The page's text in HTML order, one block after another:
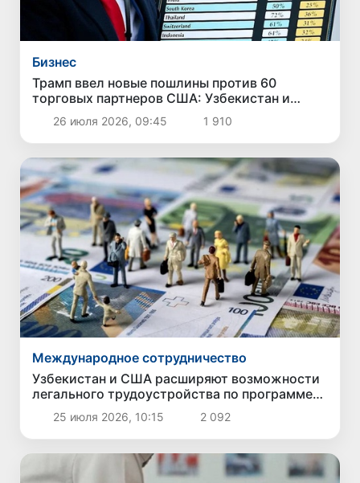
Бизнес
Трамп ввел новые пошлины против 60
торговых партнеров США: Узбекистан и
другие страны Центральной Азии в список не
вошли
26 июля 2026, 09:45 1 910
Международное сотрудничество
Узбекистан и США расширяют возможности
легального трудоустройства по программе
сезонных виз H-2A
25 июля 2026, 10:15 2 092